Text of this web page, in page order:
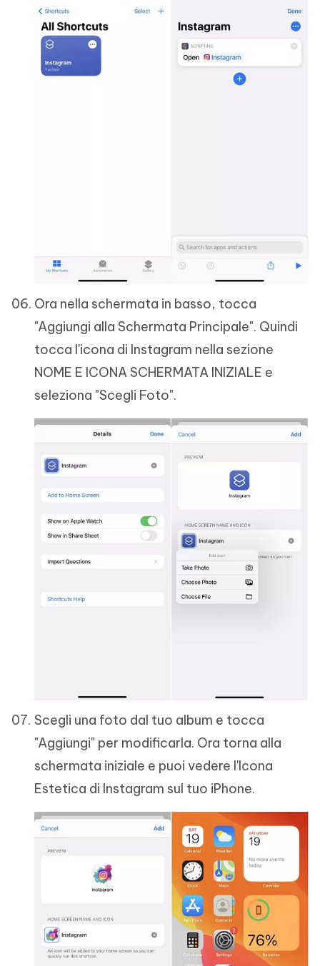
Ora nella schermata in basso, tocca
"Aggiungi alla Schermata Principale". Quindi
tocca l'icona di Instagram nella sezione
NOME E ICONA SCHERMATA INIZIALE e
seleziona "Scegli Foto".
Scegli una foto dal tuo album e tocca
"Aggiungi" per modificarla. Ora torna alla
schermata iniziale e puoi vedere l'Icona
Estetica di Instagram sul tuo iPhone.